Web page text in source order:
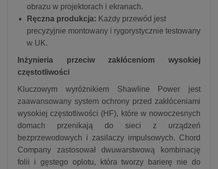
obrazu w projektorach i ekranach.
Ręczna produkcja: Każdy przewód jest
precyzyjnie montowany i rygorystycznie testowany
w UK.
Inżynieria przeciw zakłóceniom wysokiej
częstotliwości
Kluczowym wyróżnikiem Shawline Power jest
zaawansowany system ochrony przed zakłóceniami
wysokiej częstotliwości (HF), które w nowoczesnych
domach przenikają do sieci z urządzeń
bezprzewodowych i zasilaczy impulsowych. Chord
Company zastosował dwuwarstwową kombinację
folii i gęstego oplotu, która tworzy barierę nie do